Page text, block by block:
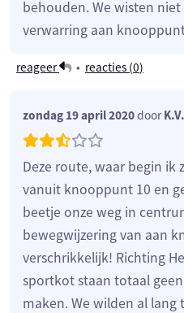
behouden. We wisten
verwarring aan
reageer • reacties (0)
zondag 19 april 2020doorK.V.
Deze route, waar begin ik
vanuit knooppunt 10 en
beetje onze weg in
bewegwijzering van aan
verschrikkelijk! Richting
sportkot staan totaal
maken. We wilden al